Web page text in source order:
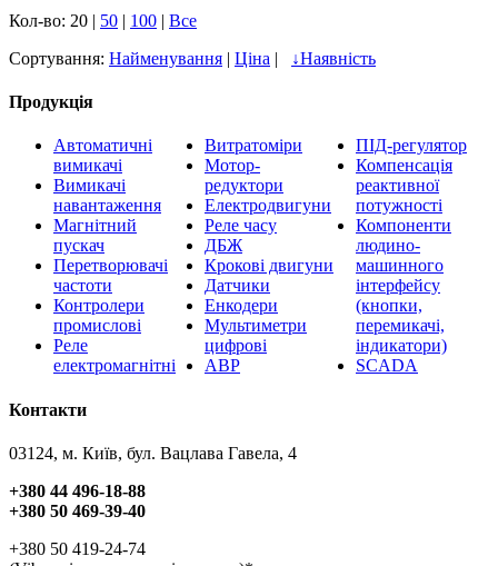
Кол-во: 20 | 50 | 100 | Все
Сортування: Найменування | Ціна | ↓Наявність
Продукція
Автоматичні
вимикачі
Вимикачі
навантаження
Магнітний
пускач
Перетворювачі
частоти
Контролери
промислові
Реле
електромагнітні
Витратоміри
Мотор-
редуктори
Електродвигуни
Реле часу
ДБЖ
Крокові двигуни
Датчики
Енкодери
Мультиметри
цифрові
АВР
ПІД-регулятор
Компенсація
реактивної
потужності
Компоненти
людино-
машинного
інтерфейсу
(кнопки,
перемикачі,
індикатори)
SCADA
Контакти
03124, м. Київ, бул. Вацлава Гавела, 4
+380 44 496-18-88
+380 50 469-39-40
+380 50 419-24-74